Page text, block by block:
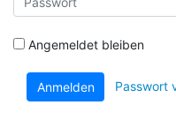
Angemeldet bleiben
Anmelden Passwort